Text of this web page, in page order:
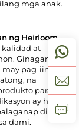
mga anak.
ng Heirloom
kalidad at
Ginagamit
may pag-iingat
na
para sa
ay hindi
din ng
dami.